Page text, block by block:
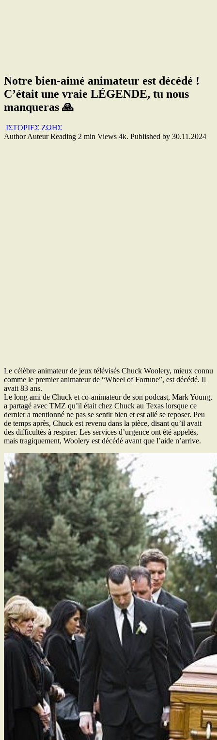
Notre bien-aimé animateur est décédé !
C’était une vraie LÉGENDE, tu nous
manqueras 🙏
ΙΣΤΟΡΙΕΣ ΖΩΗΣ
Author Auteur Reading 2 min Views 4k. Published by 30.11.2024
Le célèbre animateur de jeux télévisés Chuck Woolery, mieux connu
comme le premier animateur de “Wheel of Fortune”, est décédé. Il
avait 83 ans.
Le long ami de Chuck et co-animateur de son podcast, Mark Young,
a partagé avec TMZ qu’il était chez Chuck au Texas lorsque ce
dernier a mentionné ne pas se sentir bien et est allé se reposer. Peu
de temps après, Chuck est revenu dans la pièce, disant qu’il avait
des difficultés à respirer. Les services d’urgence ont été appelés,
mais tragiquement, Woolery est décédé avant que l’aide n’arrive.